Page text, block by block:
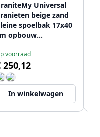
Universal
beige zand
spoelbak 17x40
opbouw
met
plug
voorraad
250,12
In winkelwagen